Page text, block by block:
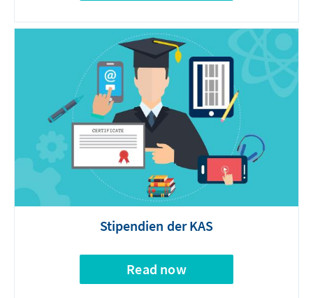
Stipendien der KAS
Read now